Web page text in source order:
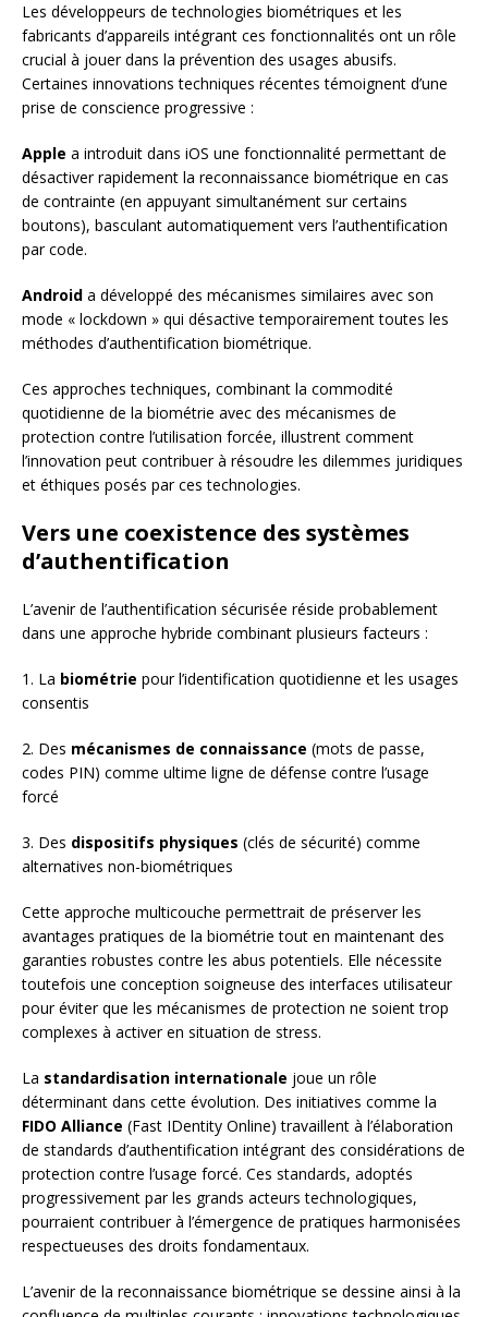
Les développeurs de technologies biométriques et les
fabricants d’appareils intégrant ces fonctionnalités ont un rôle
crucial à jouer dans la prévention des usages abusifs.
Certaines innovations techniques récentes témoignent d’une
prise de conscience progressive :
Apple a introduit dans iOS une fonctionnalité permettant de
désactiver rapidement la reconnaissance biométrique en cas
de contrainte (en appuyant simultanément sur certains
boutons), basculant automatiquement vers l’authentification
par code.
Android a développé des mécanismes similaires avec son
mode « lockdown » qui désactive temporairement toutes les
méthodes d’authentification biométrique.
Ces approches techniques, combinant la commodité
quotidienne de la biométrie avec des mécanismes de
protection contre l’utilisation forcée, illustrent comment
l’innovation peut contribuer à résoudre les dilemmes juridiques
et éthiques posés par ces technologies.
Vers une coexistence des systèmes
d’authentification
L’avenir de l’authentification sécurisée réside probablement
dans une approche hybride combinant plusieurs facteurs :
1. La biométrie pour l’identification quotidienne et les usages
consentis
2. Des mécanismes de connaissance (mots de passe,
codes PIN) comme ultime ligne de défense contre l’usage
forcé
3. Des dispositifs physiques (clés de sécurité) comme
alternatives non-biométriques
Cette approche multicouche permettrait de préserver les
avantages pratiques de la biométrie tout en maintenant des
garanties robustes contre les abus potentiels. Elle nécessite
toutefois une conception soigneuse des interfaces utilisateur
pour éviter que les mécanismes de protection ne soient trop
complexes à activer en situation de stress.
La standardisation internationale joue un rôle
déterminant dans cette évolution. Des initiatives comme la
FIDO Alliance (Fast IDentity Online) travaillent à l’élaboration
de standards d’authentification intégrant des considérations de
protection contre l’usage forcé. Ces standards, adoptés
progressivement par les grands acteurs technologiques,
pourraient contribuer à l’émergence de pratiques harmonisées
respectueuses des droits fondamentaux.
L’avenir de la reconnaissance biométrique se dessine ainsi à la